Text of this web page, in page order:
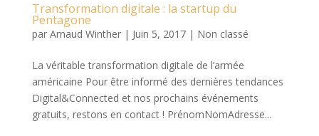
Transformation digitale : la startup du
Pentagone
par Arnaud Winther| Juin 5, 2017| Non classé
La véritable transformation digitale de l’armée
américaine Pour être informé des dernières tendances
Digital&Connected et nos prochains événements
gratuits, restons en contact ! PrénomNomAdresse...